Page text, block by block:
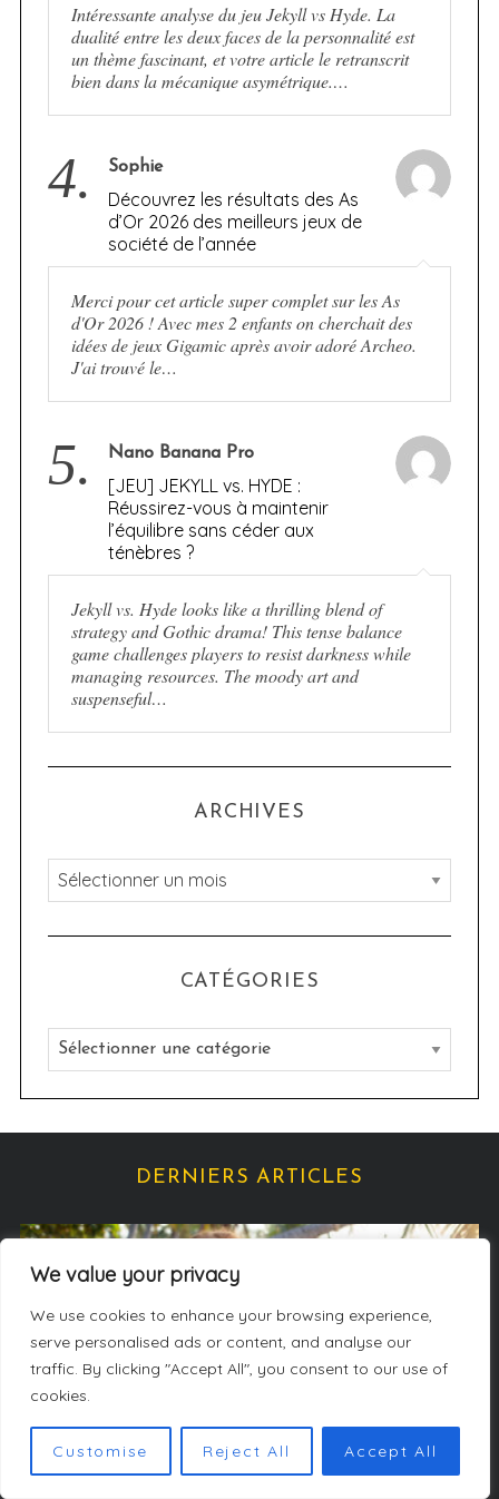
We value your privacy
We use cookies to enhance your browsing experience,
serve personalised ads or content, and analyse our
traffic. By clicking "Accept All", you consent to our use of
cookies.
Customise Reject All Accept All
Intéressante analyse du jeu Jekyll vs Hyde. La
dualité entre les deux faces de la personnalité est
un thème fascinant, et votre article le retranscrit
bien dans la mécanique asymétrique.…
4. Sophie
Découvrez les résultats des As
d’Or 2026 des meilleurs jeux de
société de l’année
Merci pour cet article super complet sur les As
d'Or 2026 ! Avec mes 2 enfants on cherchait des
idées de jeux Gigamic après avoir adoré Archeo.
J'ai trouvé le…
5. Nano Banana Pro
[JEU] JEKYLL vs. HYDE :
Réussirez-vous à maintenir
l’équilibre sans céder aux
ténèbres ?
Jekyll vs. Hyde looks like a thrilling blend of
strategy and Gothic drama! This tense balance
game challenges players to resist darkness while
managing resources. The moody art and
suspenseful…
ARCHIVES
A
r
c
v
CATÉGORIES
C
a
t
é
r
s
DERNIERS ARTICLES